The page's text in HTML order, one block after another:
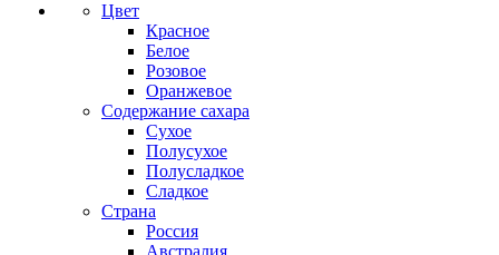
Цвет
Красное
Белое
Розовое
Оранжевое
Содержание сахара
Сухое
Полусухое
Полусладкое
Сладкое
Страна
Россия
Австралия